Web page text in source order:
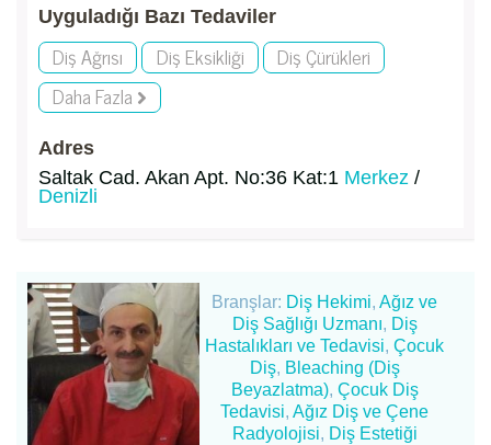
Uyguladığı Bazı Tedaviler
Diş Ağrısı Diş Eksikliği
Diş Çürükleri
Daha Fazla
Adres
Saltak Cad. Akan Apt. No:36 Kat:1 Merkez /
Denizli
Branşlar: Diş Hekimi,Ağız ve
Diş Sağlığı Uzmanı, Diş
Hastalıkları ve Tedavisi,Çocuk
Diş, Bleaching (Diş
Beyazlatma), Çocuk Diş
Tedavisi,Ağız Diş ve Çene
Radyolojisi, Diş Estetiği